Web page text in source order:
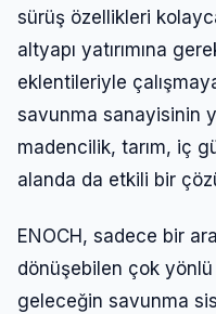
sürüş özellikleri
altyapı yatırımına
eklentileriyle
savunma sanayisinin
madencilik, tarım, iç
alanda da etkili bir
ENOCH, sadece bir
dönüşebilen çok
geleceğin savunma